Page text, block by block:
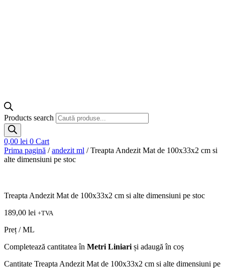
Products search
0,00 lei 0 Cart
Prima pagină /andezit ml / Treapta Andezit Mat de 100x33x2 cm si
alte dimensiuni pe stoc
Treapta Andezit Mat de 100x33x2 cm si alte dimensiuni pe stoc
189,00 lei +TVA
Preț / ML
Completează cantitatea în Metri Liniari și adaugă în coș
Cantitate Treapta Andezit Mat de 100x33x2 cm si alte dimensiuni pe